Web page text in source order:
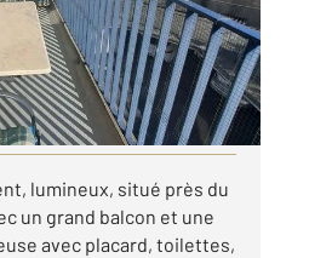
à louer
lumineux, situé près du
un grand balcon et une
avec placard, toilettes,